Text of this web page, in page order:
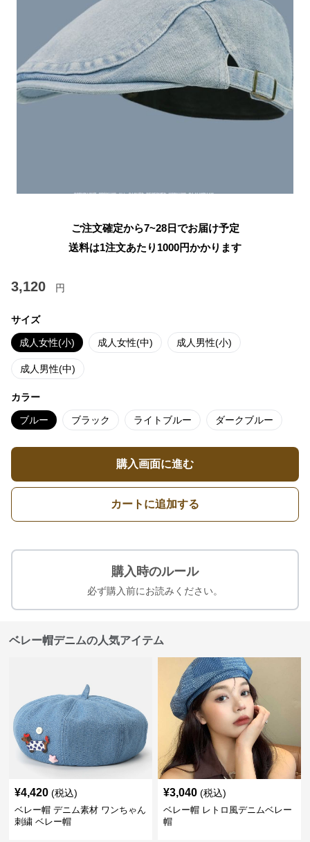
ご注文確定から7~28日でお届け予定
送料は1注文あたり 1000円かかります
3,120 円
サイズ
成人女性(小) 成人女性(中) 成人男性(小)
成人男性(中)
カラー
ブルー ブラック ライトブルー ダークブルー
購入画面に進む
カートに追加する
購入時のルール
必ず購入前にお読みください。
ベレー帽デニムの人気アイテム
¥4,420 (税込)
ベレー帽 デニム素材 ワンちゃん
刺繍 ベレー帽
¥3,040 (税込)
ベレー帽 レトロ風デニムベレー
帽